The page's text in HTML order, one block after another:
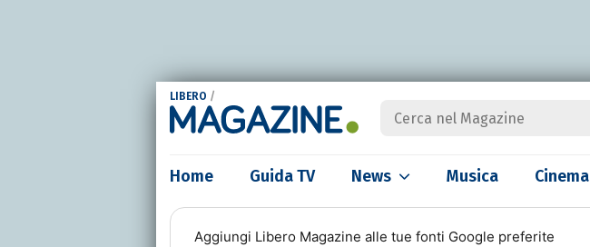
LIBERO /
Home Guida TV News Musica Cinema
Aggiungi Libero Magazine alle tue fonti Google preferite